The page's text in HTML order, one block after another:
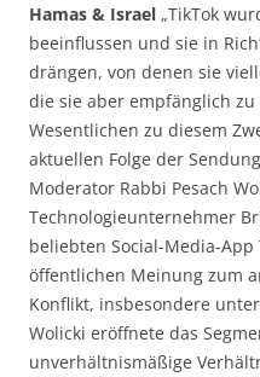
Hamas & Israel „TikTok
beeinflussen und sie in
drängen, von denen sie
die sie aber empfänglich
Wesentlichen zu diesem
aktuellen Folge der
Moderator Rabbi Pesach
Technologieunternehmer
beliebten Social-Media-
öffentlichen Meinung zum
Konflikt, insbesondere
Wolicki eröffnete das
unverhältnismäßige